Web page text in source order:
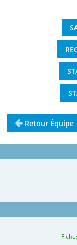
Retour Équipe